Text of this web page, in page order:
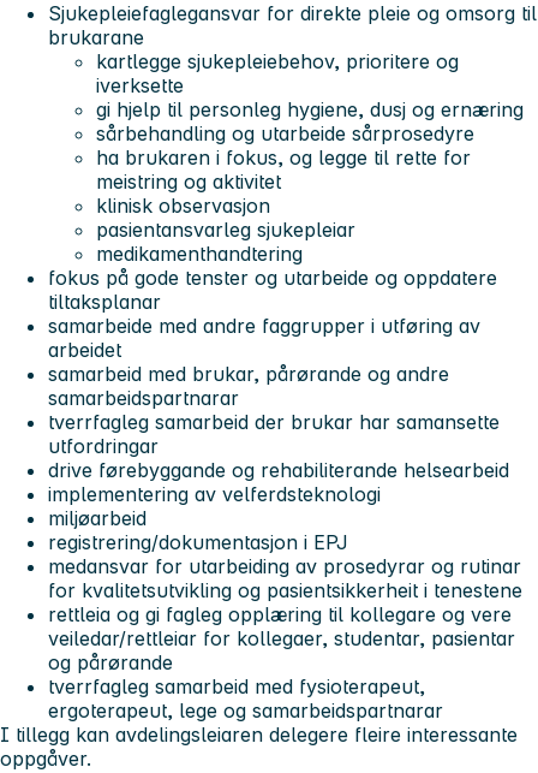
Sjukepleiefaglegansvar for direkte pleie og omsorg til
brukarane
kartlegge sjukepleiebehov, prioritere og
iverksette
gi hjelp til personleg hygiene, dusj og ernæring
sårbehandling og utarbeide sårprosedyre
ha brukaren i fokus, og legge til rette for
meistring og aktivitet
klinisk observasjon
pasientansvarleg sjukepleiar
medikamenthandtering
fokus på gode tenster og utarbeide og oppdatere
tiltaksplanar
samarbeide med andre faggrupper i utføring av
arbeidet
samarbeid med brukar, pårørande og andre
samarbeidspartnarar
tverrfagleg samarbeid der brukar har samansette
utfordringar
drive førebyggande og rehabiliterande helsearbeid
implementering av velferdsteknologi
miljøarbeid
registrering/dokumentasjon i EPJ
medansvar for utarbeiding av prosedyrar og rutinar
for kvalitetsutvikling og pasientsikkerheit i tenestene
rettleia og gi fagleg opplæring til kollegare og vere
veiledar/rettleiar for kollegaer, studentar, pasientar
og pårørande
tverrfagleg samarbeid med fysioterapeut,
ergoterapeut, lege og samarbeidspartnarar
I tillegg kan avdelingsleiaren delegere fleire interessante
oppgåver.